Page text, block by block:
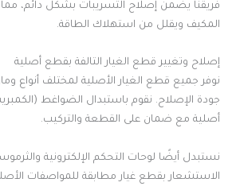
فريقنا يضمن إصلاح التسريبات بشكل دائم،
المكيف ويقلل من استهلاك الطاقة.
إصلاح وتغيير قطع الغيار التالفة بقطع أصلية
نوفر جميع قطع الغيار الأصلية لمختلف أنواع
جودة الإصلاح. نقوم باستبدال الضواغط
أصلية مع ضمان على القطعة والتركيب.
نستبدل أيضًا لوحات التحكم الإلكترونية
الاستشعار بقطع غيار مطابقة للمواصفات